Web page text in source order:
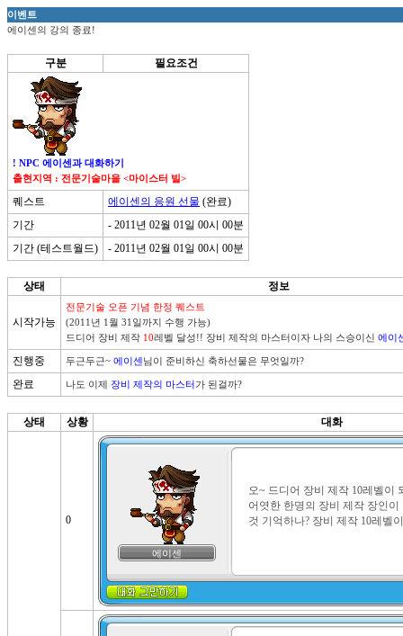
이벤트
에이센의 강의 종료!
구분 필요조건
! NPC 에이센과 대화하기
출현지역 : 전문기술마을 <마이스터 빌>
퀘스트 에이센의 응원 선물 (완료)
기간
- 2011년 02월 01일 00시 00분
기간 (테스트월드)
- 2011년 02월 01일 00시 00분
상태 정보
시작가능
(2011년 1월 31일까지 수행 가능)
드디어 장비 제작 10레벨 달성!! 장비 제작의 마스터이자 나의 스승이신 에이
진행중 두근두근~ 에이센님이 준비하신 축하선물은 무엇일까?
완료 나도 이제 장비 제작의 마스터가 된걸까?
상태 상황 대화
0
에이센
오~ 드디어 장비 제작 10레벨이
어엿한 한명의 장비 제작 장인
것 기억하나? 장비 제작 10레벨